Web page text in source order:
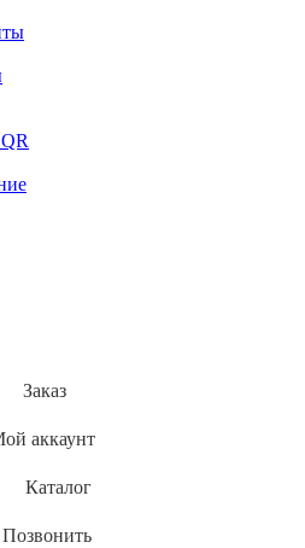
Заказ
аккаунт
Каталог
Позвонить